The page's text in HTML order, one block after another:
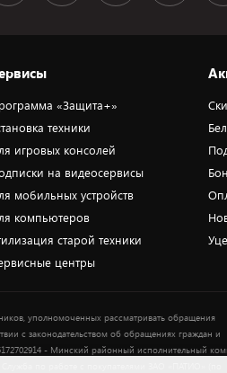
«Защита+»
техники
игровых консолей
на видеосервисы
мобильных устройств
компьютеров
старой техники
центры
уполномоченных рассматривать обращения
с законодательством об обращениях граждан и
- Минский районный исполнительный